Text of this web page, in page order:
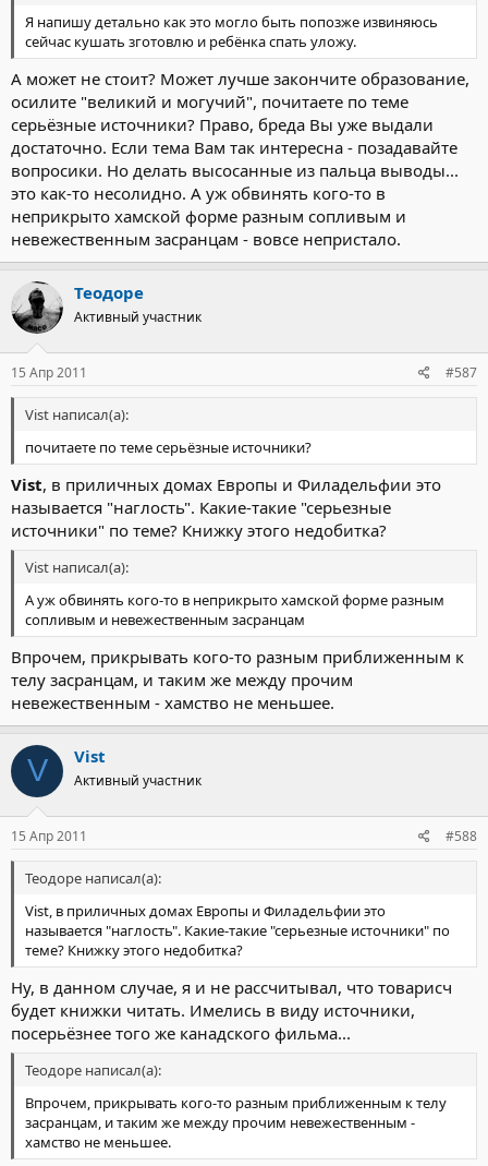
Я напишу детально как это могло быть попозже извиняюсь
сейчас кушать зготовлю и ребёнка спать уложу.
А может не стоит? Может лучше закончите образование,
осилите "великий и могучий", почитаете по теме
серьёзные источники? Право, бреда Вы уже выдали
достаточно. Если тема Вам так интересна - позадавайте
вопросики. Но делать высосанные из пальца выводы...
это как-то несолидно. А уж обвинять кого-то в
неприкрыто хамской форме разным сопливым и
невежественным засранцам - вовсе непристало.
Теодоре
Активный участник
15 Апр 2011 #587
Vist написал(а):
почитаете по теме серьёзные источники?
Vist, в приличных домах Европы и Филадельфии это
называется "наглость". Какие-такие "серьезные
источники" по теме? Книжку этого недобитка?
Vist написал(а):
А уж обвинять кого-то в неприкрыто хамской форме разным
сопливым и невежественным засранцам
Впрочем, прикрывать кого-то разным приближенным к
телу засранцам, и таким же между прочим
невежественным - хамство не меньшее.
V Vist
Активный участник
15 Апр 2011 #588
Теодоре написал(а):
Vist, в приличных домах Европы и Филадельфии это
называется "наглость". Какие-такие "серьезные источники" по
теме? Книжку этого недобитка?
Ну, в данном случае, я и не рассчитывал, что товарисч
будет книжки читать. Имелись в виду источники,
посерьёзнее того же канадского фильма...
Теодоре написал(а):
Впрочем, прикрывать кого-то разным приближенным к телу
засранцам, и таким же между прочим невежественным -
хамство не меньшее.